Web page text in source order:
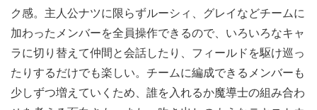
ク感。主人公ナツに限らずルーシィ、グレイなどチームに
加わったメンバーを全員操作できるので、いろいろなキャ
ラに切り替えて仲間と会話したり、フィールドを駆け巡っ
たりするだけでも楽しい。チームに編成できるメンバーも
少しずつ増えていくため、誰を入れるか魔導士の組み合わ